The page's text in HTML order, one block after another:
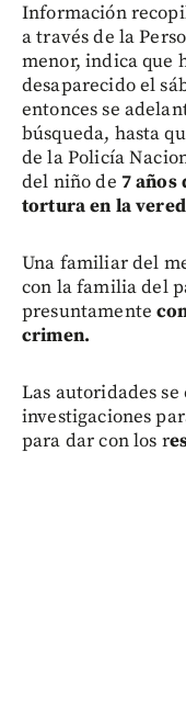
Información
a través de la
menor, indica que
desaparecido el
entonces se
búsqueda, hasta
de la Policía
del niño de 7 años
tortura en la
Una familiar del
con la familia del
presuntamente
crimen.
Las autoridades
investigaciones
para dar con los r